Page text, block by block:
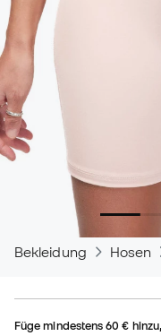
Bekleidung Hosen
Füge mindestens60 €